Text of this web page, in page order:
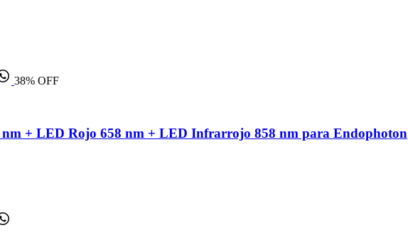
38% OFF
+ LED Rojo 658 nm + LED Infrarrojo 858 nm para Endophoton